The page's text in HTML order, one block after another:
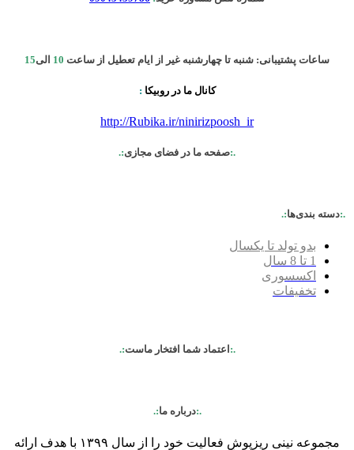
ساعات پشتیبانی: شنبه تا چهارشنبه غیر از ایام تعطیل از ساعت 10 الی15
کانال ما در روبیکا :
http://Rubika.ir/ninirizpoosh_ir
.:صفحه ما در فضای مجازی:.
.:دسته بندی‌ها:.
بدو تولد تا یکسال
1 تا 8 سال
اکسسوری
تخفیفات
.:اعتماد شما افتخار ماست:.
.:درباره ما:.
مجموعه نینی ریزپوش فعالیت خود را از سال ۱۳۹۹ با هدف ارائه